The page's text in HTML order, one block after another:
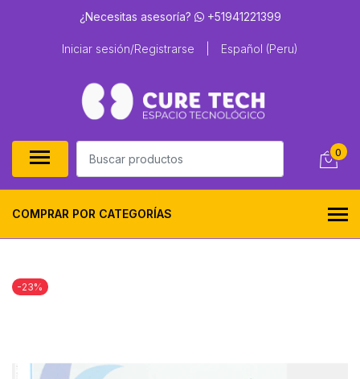
¿Necesitas asesoría? +51941221399
Iniciar sesión/Registrarse Español (Peru)
0
COMPRAR POR CATEGORÍAS
-23%